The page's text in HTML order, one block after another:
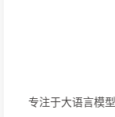
专注于大语言模